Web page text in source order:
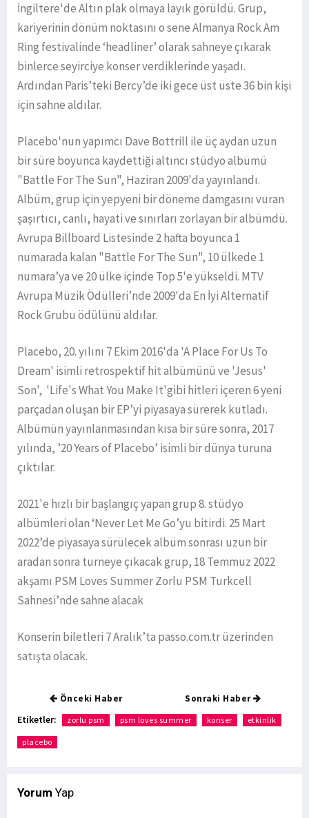
İngiltere'de Altın plak olmaya layık görüldü. Grup,
kariyerinin dönüm noktasını o sene Almanya Rock Am
Ring festivalinde ‘headliner’ olarak sahneye çıkarak
binlerce seyirciye konser verdiklerinde yaşadı.
Ardından Paris’teki Bercy’de iki gece üst üste 36 bin kişi
için sahne aldılar.
Placebo'nun yapımcı Dave Bottrill ile üç aydan uzun
bir süre boyunca kaydettiği altıncı stüdyo albümü
"Battle For The Sun", Haziran 2009'da yayınlandı.
Albüm, grup için yepyeni bir döneme damgasını vuran
şaşırtıcı, canlı, hayati ve sınırları zorlayan bir albümdü.
Avrupa Billboard Listesinde 2 hafta boyunca 1
numarada kalan "Battle For The Sun", 10 ülkede 1
numara’ya ve 20 ülke içinde Top 5'e yükseldi. MTV
Avrupa Müzik Ödülleri’nde 2009'da En İyi Alternatif
Rock Grubu ödülünü aldılar.
Placebo, 20. yılını 7 Ekim 2016'da 'A Place For Us To
Dream' isimli retrospektif hit albümünü ve 'Jesus'
Son', 'Life's What You Make It'gibi hitleri içeren 6 yeni
parçadan oluşan bir EP’yi piyasaya sürerek kutladı.
Albümün yayınlanmasından kısa bir süre sonra, 2017
yılında, ’20 Years of Placebo’ isimli bir dünya turuna
çıktılar.
2021'e hızlı bir başlangıç yapan grup 8. stüdyo
albümleri olan ‘Never Let Me Go’yu bitirdi. 25 Mart
2022’de piyasaya sürülecek albüm sonrası uzun bir
aradan sonra turneye çıkacak grup, 18 Temmuz 2022
akşamı PSM Loves Summer Zorlu PSM Turkcell
Sahnesi’nde sahne alacak
Konserin biletleri 7 Aralık’ta passo.com.tr üzerinden
satışta olacak.
Önceki Haber Sonraki Haber
Etiketler: zorlu psm psm loves summer konser etkinlik
placebo
Yorum Yap